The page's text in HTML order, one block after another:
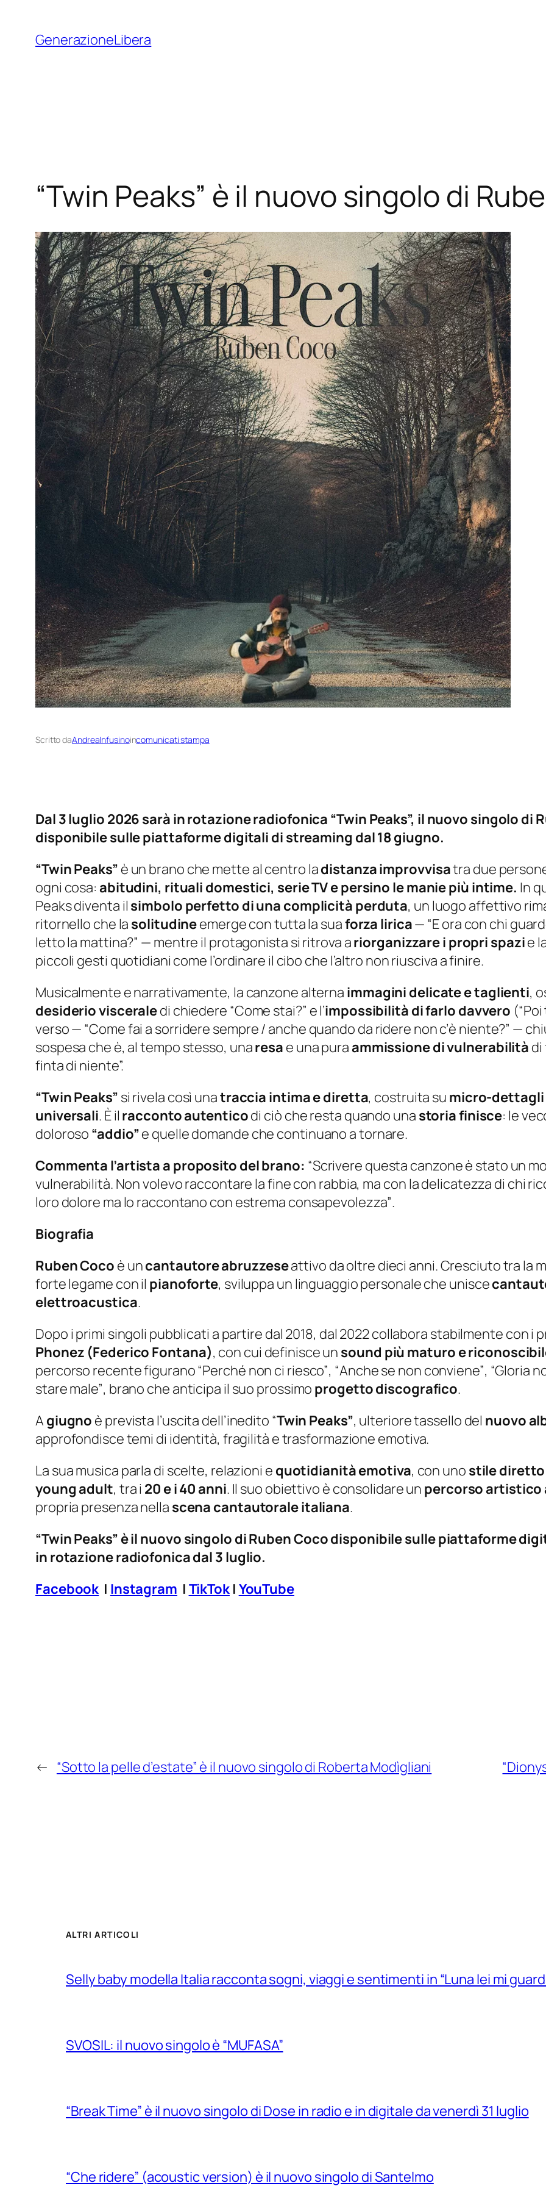
contenuto
GenerazioneLibera
“Twin Peaks” è il nuovo singolo di
Scritto daAndreaInfusinoincomunicati stampa
Dal 3 luglio 2026 sarà in rotazione radiofonica “Twin Peaks”, il nuovo singolo di
disponibile sulle piattaforme digitali di streaming dal 18 giugno.
“Twin Peaks” è un brano che mette al centro ladistanzaimprovvisatra due
ogni cosa: abitudini, rituali domestici, serie TV e persino le manie più intime. In
Peaks diventa il simbolo perfetto di una complicità perduta, un luogo affettivo
ritornello che la solitudineemerge con tutta la suaforza lirica— “E ora con chi
letto la mattina?” — mentre il protagonista si ritrova ariorganizzare i propri spazie
piccoli gesti quotidiani come l’ordinare il cibo che l’altro non riusciva a finire.
Musicalmente e narrativamente, la canzone alterna immagini delicate e taglienti,
desiderio visceraledi chiedere “Come stai?” e l’impossibilità di farlo davvero (“
verso — “Come fai a sorridere sempre / anche quando da ridere non c’è niente?” —
sospesa che è, al tempo stesso, unaresa e una puraammissione di vulnerabilità di
finta di niente”.
“Twin Peaks” si rivela così unatraccia intima e diretta, costruita su micro-
universali. È il racconto autenticodi ciò che resta quando una storia finisce: le
doloroso “addio”e quelle domande che continuano a tornare.
Commenta l’artista a proposito del brano: “Scrivere questa canzone è stato un
vulnerabilità. Non volevo raccontare la fine con rabbia, ma con la delicatezza di chi
loro dolore ma lo raccontano con estrema consapevolezza”.
Biografia
Ruben Coco è uncantautore abruzzeseattivo da oltre dieci anni. Cresciuto tra la
forte legame con il pianoforte, sviluppa un linguaggio personale che unisce
elettroacustica.
Dopo i primi singoli pubblicati a partire dal 2018, dal 2022 collabora stabilmente con i
Phonez (Federico Fontana), con cui definisce un sound più maturo e
percorso recente figurano “Perché non ci riesco”, “Anche se non conviene”, “Gloria
stare male”, brano che anticipa il suo prossimo progetto discografico.
A giugno è prevista l’uscita dell’inedito “Twin Peaks”, ulteriore tassello del nuovo
approfondisce temi di identità, fragilità e trasformazione emotiva.
La sua musica parla di scelte, relazioni e quotidianità emotiva, con uno stile
young adult, tra i 20 e i 40 anni. Il suo obiettivo è consolidare un percorso artistico
propria presenza nella scena cantautorale italiana.
“Twin Peaks” è il nuovo singolo di Ruben Coco disponibile sulle piattaforme
in rotazione radiofonica dal 3 luglio.
Facebook | Instagram | TikTok| YouTube
← “Sotto la pelle d’estate” è il nuovo singolo di Roberta Modìgliani
ALTRI ARTICOLI
Selly baby modella Italia racconta sogni, viaggi e sentimenti in “Luna lei mi
SVOSIL: il nuovo singolo è “MUFASA”
“Break Time” è il nuovo singolo di Dose in radio e in digitale da venerdì 31 luglio
“Che ridere” (acoustic version) è il nuovo singolo di Santelmo